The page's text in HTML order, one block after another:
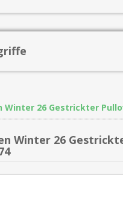
Winter 26 Gestrickter
Winter 26